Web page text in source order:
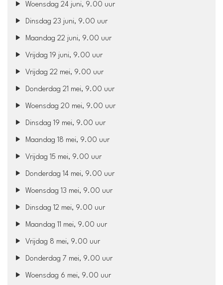
Woensdag 24 juni, 9.00 uur
Dinsdag 23 juni, 9.00 uur
Maandag 22 juni, 9.00 uur
Vrijdag 19 juni, 9.00 uur
Vrijdag 22 mei, 9.00 uur
Donderdag 21 mei, 9.00 uur
Woensdag 20 mei, 9.00 uur
Dinsdag 19 mei, 9.00 uur
Maandag 18 mei, 9.00 uur
Vrijdag 15 mei, 9.00 uur
Donderdag 14 mei, 9.00 uur
Woensdag 13 mei, 9.00 uur
Dinsdag 12 mei, 9.00 uur
Maandag 11 mei, 9.00 uur
Vrijdag 8 mei, 9.00 uur
Donderdag 7 mei, 9.00 uur
Woensdag 6 mei, 9.00 uur